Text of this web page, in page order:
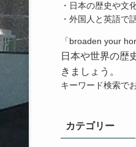
・日本の歴史や文
・外国人と英語で
「broaden your
日本や世界の歴
きましょう。
キーワード検索で
カテゴリー